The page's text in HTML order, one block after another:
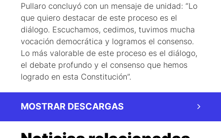
Pullaro concluyó con un mensaje de unidad: “Lo
que quiero destacar de este proceso es el
diálogo. Escuchamos, cedimos, tuvimos mucha
vocación democrática y logramos el consenso.
Lo más valorable de este proceso es el diálogo,
el debate profundo y el consenso que hemos
logrado en esta Constitución”.
MOSTRAR DESCARGAS